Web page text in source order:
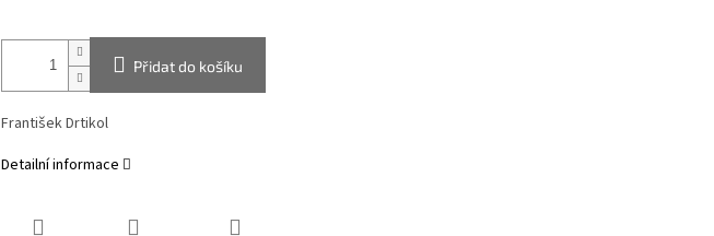
Přidat do košíku
František Drtikol
Detailní informace